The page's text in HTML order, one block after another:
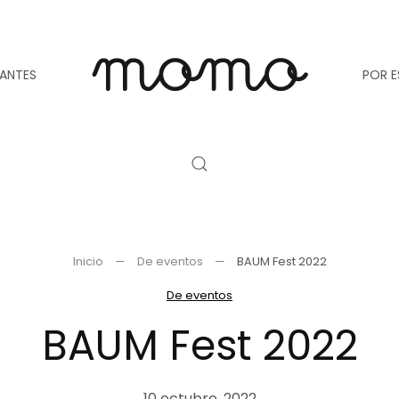
POR
Inicio De eventos
BAUM Fest 2022
De eventos
BAUM Fest 2022